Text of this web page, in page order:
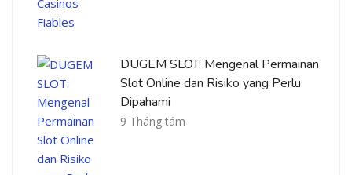
DUGEM SLOT: Mengenal Permainan
Slot Online dan Risiko yang Perlu
Dipahami
9 Tháng tám